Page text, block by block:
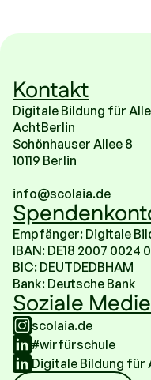
Kontakt
Digitale Bildung für Alle
AchtBerlin
Schönhauser Allee 8
10119 Berlin
info@scolaia.de
Empfänger: Digitale
IBAN: DE18 2007 0024
BIC: DEUTDEDBHAM
Bank: Deutsche Bank
Soziale
scolaia.de
#wirfürschule
Digitale Bildung für